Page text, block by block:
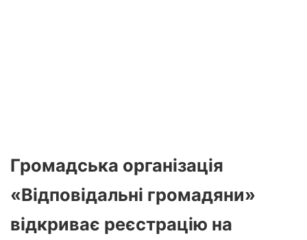
Громадська організація
«Відповідальні громадяни»
відкриває реєстрацію на